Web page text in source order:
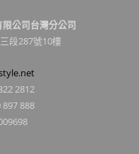
公司台灣分公司
段287號10樓
2812
888